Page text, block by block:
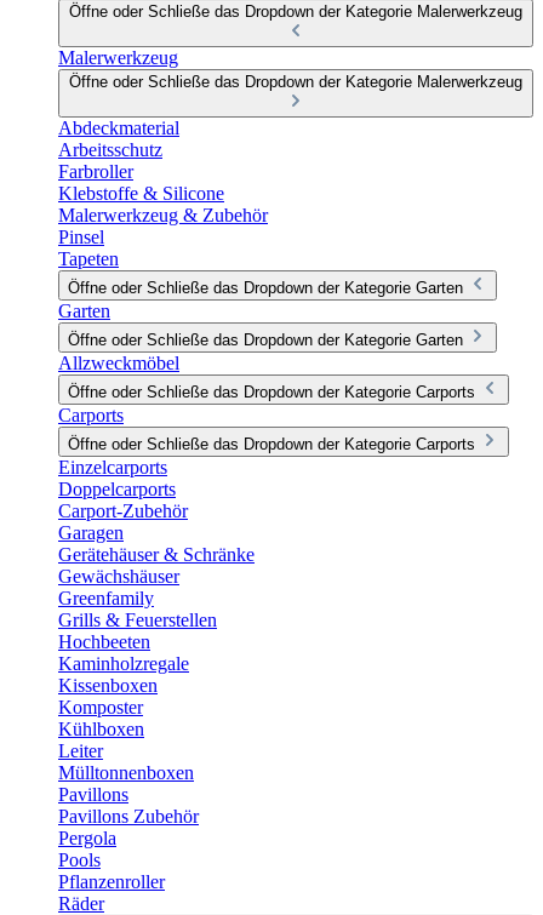
Öffne oder Schließe das Dropdown der Kategorie Malerwerkzeug
Malerwerkzeug
Öffne oder Schließe das Dropdown der Kategorie Malerwerkzeug
Abdeckmaterial
Arbeitsschutz
Farbroller
Klebstoffe & Silicone
Malerwerkzeug & Zubehör
Pinsel
Tapeten
Öffne oder Schließe das Dropdown der Kategorie Garten
Garten
Öffne oder Schließe das Dropdown der Kategorie Garten
Allzweckmöbel
Öffne oder Schließe das Dropdown der Kategorie Carports
Carports
Öffne oder Schließe das Dropdown der Kategorie Carports
Einzelcarports
Doppelcarports
Carport-Zubehör
Garagen
Gerätehäuser & Schränke
Gewächshäuser
Greenfamily
Grills & Feuerstellen
Hochbeeten
Kaminholzregale
Kissenboxen
Komposter
Kühlboxen
Leiter
Mülltonnenboxen
Pavillons
Pavillons Zubehör
Pergola
Pools
Pflanzenroller
Räder